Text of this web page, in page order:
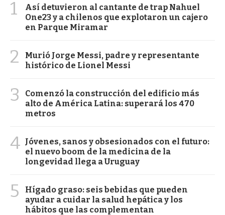
1
Así detuvieron al cantante de trap Nahuel
One23 y a chilenos que explotaron un cajero
en Parque Miramar
2
Murió Jorge Messi, padre y representante
histórico de Lionel Messi
3
Comenzó la construcción del edificio más
alto de América Latina: superará los 470
metros
4 Jóvenes, sanos y obsesionados con el futuro:
el nuevo boom de la medicina de la
longevidad llega a Uruguay
5
Hígado graso: seis bebidas que pueden
ayudar a cuidar la salud hepática y los
hábitos que las complementan